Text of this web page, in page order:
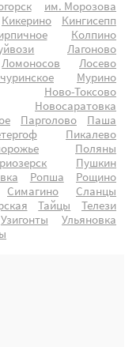
им. Морозова
Кикерино
Кингисепп
Колпино
Лагоново
Ломоносов
Лосево
Мурино
Ново-Токсово
Новосаратовка
Парголово
Паша
Пикалево
Поляны
Пушкин
Ропша
Рощино
Симагино
Сланцы
Тайцы
Телези
Узигонты
Ульяновка